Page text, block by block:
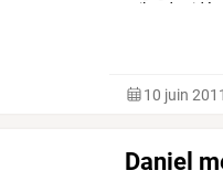
utiles
de vidéo
10 juin 2011
Daniel